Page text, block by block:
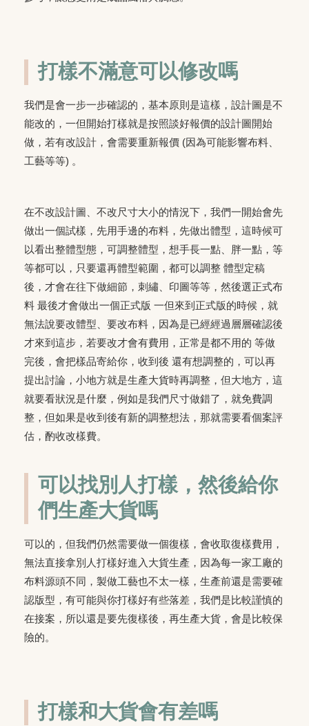
打樣不滿意可以修改嗎
我們是會一步一步確認的，基本原則是這樣，設計圖是不
能改的，一但開始打樣就是按照談好報價的設計圖開始
做，若有改設計，會需要重新報價 (因為可能影響布料、
工藝等等) 。
在不改設計圖、不改尺寸大小的情況下，我們一開始會先
做出一個試樣，先用手邊的布料，先做出體型，這時候可
以看出整體型態，可調整體型，想手長一點、胖一點，等
等都可以，只要還再體型範圍，都可以調整 體型定稿
後，才會在往下做細節，刺繡、印圖等等，然後選正式布
料 最後才會做出一個正式版 一但來到正式版的時候，就
無法說要改體型、要改布料，因為是已經經過層層確認後
才來到這步，若要改才會有費用，正常是都不用的 等做
完後，會把樣品寄給你，收到後 還有想調整的，可以再
提出討論，小地方就是生產大貨時再調整，但大地方，這
就要看狀況是什麼，例如是我們尺寸做錯了，就免費調
整，但如果是收到後有新的調整想法，那就需要看個案評
估，酌收改樣費。
可以找別人打樣，然後給你
們生產大貨嗎
可以的，但我們仍然需要做一個復樣，會收取復樣費用，
無法直接拿別人打樣好進入大貨生產，因為每一家工廠的
布料源頭不同，製做工藝也不太一樣，生產前還是需要確
認版型，有可能與你打樣好有些落差，我們是比較謹慎的
在接案，所以還是要先復樣後，再生產大貨，會是比較保
險的。
打樣和大貨會有差嗎